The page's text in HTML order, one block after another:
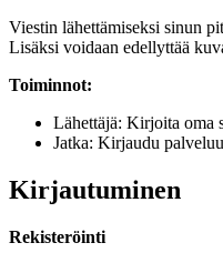
Viestin lähettämiseksi sinun
Lisäksi voidaan edellyttää
Toiminnot:
Lähettäjä: Kirjoita oma
Jatka: Kirjaudu
Kirjautuminen
Rekisteröinti